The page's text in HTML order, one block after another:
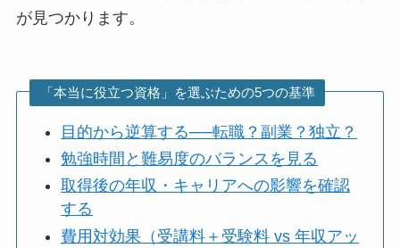
が見つかります。
「本当に役立つ資格」を選ぶための5つの基準
目的から逆算する──転職？副業？独立？
勉強時間と難易度のバランスを見る
取得後の年収・キャリアへの影響を確認
する
費用対効果（受講料＋受験料 vs 年収アッ